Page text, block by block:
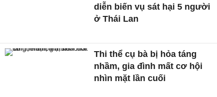
diễn biến vụ sát hại 5 người
ở Thái Lan
Thi thể cụ bà bị hỏa táng
nhầm, gia đình mất cơ hội
nhìn mặt lần cuối